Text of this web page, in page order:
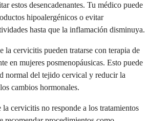
estos desencadenantes. Tu médico puede
hipoalergénicos o evitar
hasta que la inflamación disminuya.
la cervicitis pueden tratarse con terapia de
en mujeres posmenopáusicas. Esto puede
normal del tejido cervical y reducir la
cambios hormonales.
la cervicitis no responde a los tratamientos